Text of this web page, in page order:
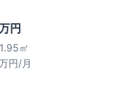
円
㎡
円/月